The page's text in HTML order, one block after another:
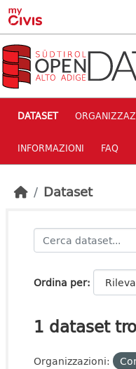
Skip to main content
DATASET
INFORMAZIONI FAQ
Dataset
Ordina per
1 dataset
Organizzazioni: